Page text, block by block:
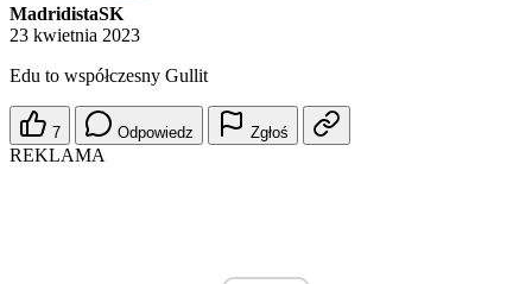
MadridistaSK
23 kwietnia 2023
Edu to współczesny Gullit
7 Odpowiedz Zgłoś
REKLAMA